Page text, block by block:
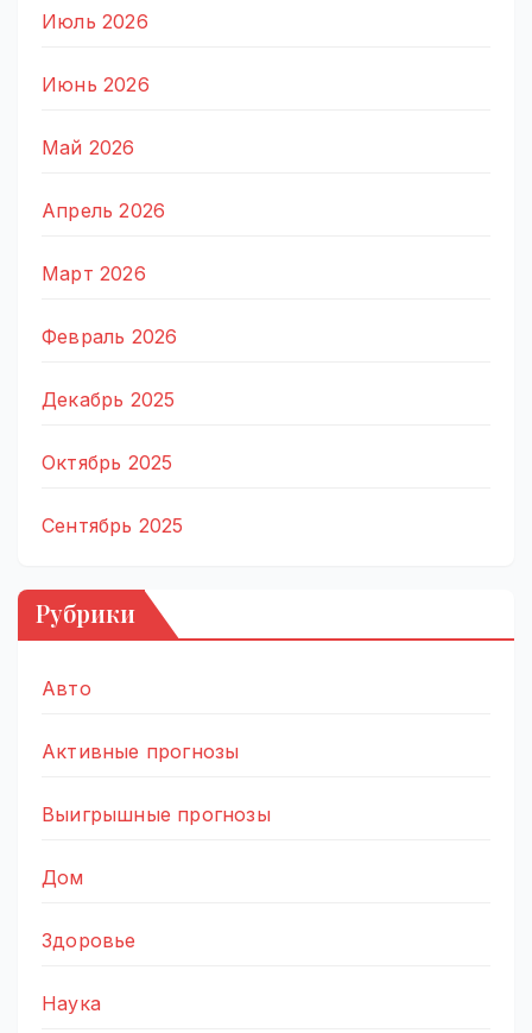
Июль 2026
Июнь 2026
Май 2026
Апрель 2026
Март 2026
Февраль 2026
Декабрь 2025
Октябрь 2025
Сентябрь 2025
Рубрики
Авто
Активные прогнозы
Выигрышные прогнозы
Дом
Здоровье
Наука